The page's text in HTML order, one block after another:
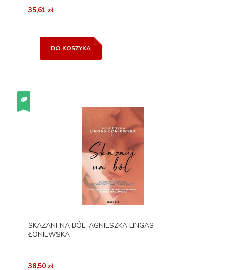
35,61 zł
DO KOSZYKA
SKAZANI NA BÓL, AGNIESZKA LINGAS-
ŁONIEWSKA
38,50 zł